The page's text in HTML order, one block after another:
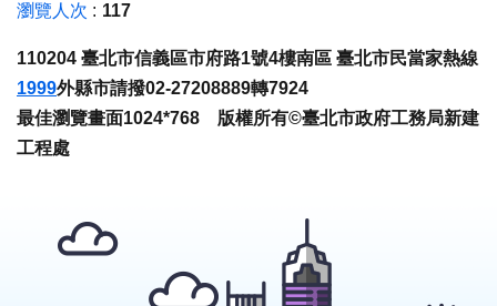
瀏覽人次
117
110204 臺北市信義區市府路1號4樓南區 臺北市民當家熱線
1999外縣市請撥02-27208889轉7924
最佳瀏覽畫面1024*768 版權所有©臺北市政府工務局新建
工程處